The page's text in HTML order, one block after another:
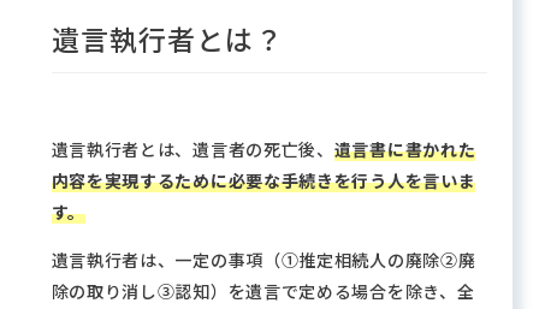
遺言執行者とは？
遺言執行者とは、遺言者の死亡後、 遺言書に書かれた
内容を実現するために必要な手続きを行う人を言いま
す。
遺言執行者は、一定の事項（①推定相続人の廃除②廃
除の取り消し③認知）を遺言で定める場合を除き、全